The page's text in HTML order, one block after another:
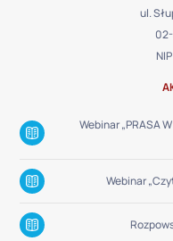
ul.
Webinar „PRASA
Webinar